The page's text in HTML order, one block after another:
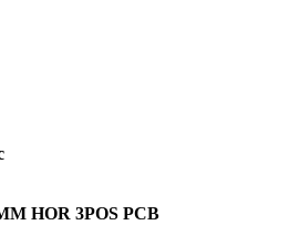
HOR 3POS PCB